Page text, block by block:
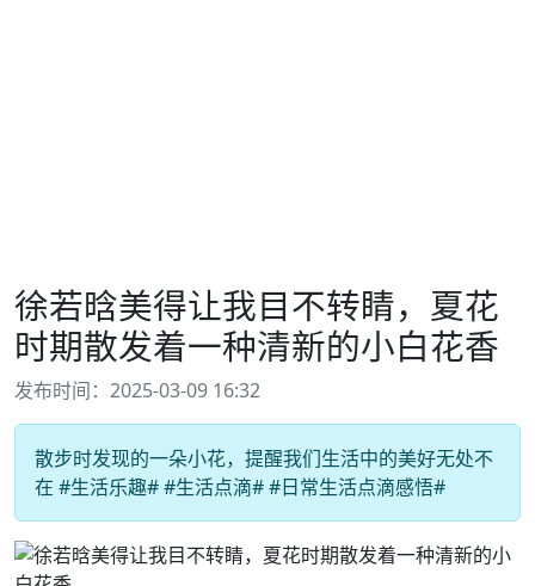
徐若晗美得让我目不转睛，夏花
时期散发着一种清新的小白花香
发布时间：2025-03-09 16:32
散步时发现的一朵小花，提醒我们生活中的美好无处不
在 #生活乐趣# #生活点滴# #日常生活点滴感悟#